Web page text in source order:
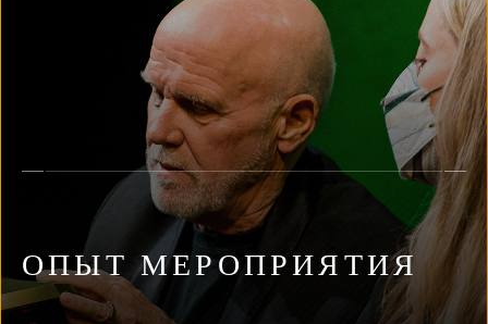
ОПЫТ МЕРОПРИЯТИЯ